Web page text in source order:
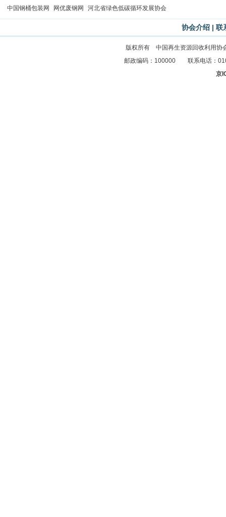
中国钢桶包装网 网优废钢网 河北省绿色低碳循环发展协会
协会介绍 | 联
版权所有 中国再生资源回收利用
邮政编码：100000 联系电话：
京